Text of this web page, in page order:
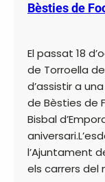
Bèsties de
El passat 18
de Torroella
d’assistir a
de Bèsties de
Bisbal
l’Ajuntament
els carrers del